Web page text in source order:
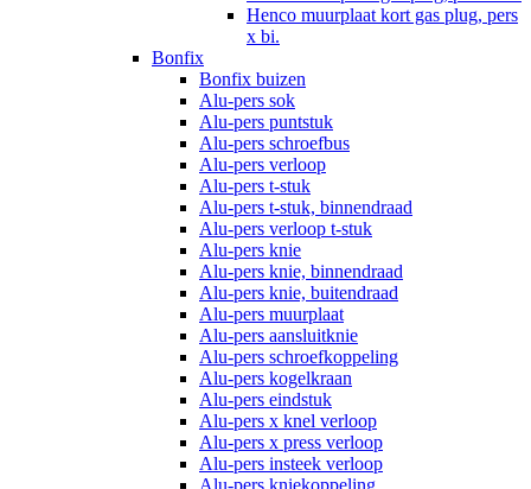
Henco muurplaat kort gas plug, pers
x bi.
Bonfix
Bonfix buizen
Alu-pers sok
Alu-pers puntstuk
Alu-pers schroefbus
Alu-pers verloop
Alu-pers t-stuk
Alu-pers t-stuk, binnendraad
Alu-pers verloop t-stuk
Alu-pers knie
Alu-pers knie, binnendraad
Alu-pers knie, buitendraad
Alu-pers muurplaat
Alu-pers aansluitknie
Alu-pers schroefkoppeling
Alu-pers kogelkraan
Alu-pers eindstuk
Alu-pers x knel verloop
Alu-pers x press verloop
Alu-pers insteek verloop
Alu-pers kniekoppeling